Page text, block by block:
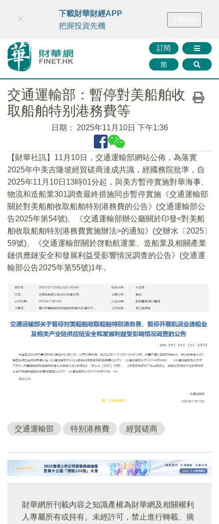
財華智庫網 FINTV FINMETA 財華證券 媒體矩陣
訂閱
简
×
下載財華財經APP
把握投資先機
交通運輸部：暫停對美船舶收
取船舶特别港務費等
日期： 2025年11月10日 下午1:36
【財華社訊】11月10日，交通運輸部網站公佈，為落實
2025年中美吉隆坡經貿磋商達成共識，經國務院批準，自
2025年11月10日13時01分起，與美方暫停實施對華海事、
物流和造船業301調查最終措施同步暫停實施《交通運輸部
關於對美船舶收取船舶特别港務費的公告》(交通運輸部公
告2025年第54號)、《交通運輸部辦公廳關於印發<對美船
舶收取船舶特别港務費實施辦法>的通知》(交辦水〔2025〕
59號)、《交通運輸部關於啓動航運業、造船業及相關產業
鏈供應鏈安全和發展利益受影響情況調查的公告》(交通運
輸部公告2025年第55號)1年。
交通運輸部 特别港務費 經貿磋商
財華網所刊載內容之知識產權為財華網及相關權利
人專屬所有或持有。未經許可，禁止進行轉載、摘